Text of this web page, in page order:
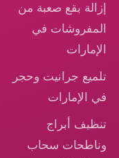
إزالة بقع صعبة من
المفروشات في
الإمارات
تلميع جرانيت وحجر
في الإمارات
تنظيف أبراج
وناطحات سحاب